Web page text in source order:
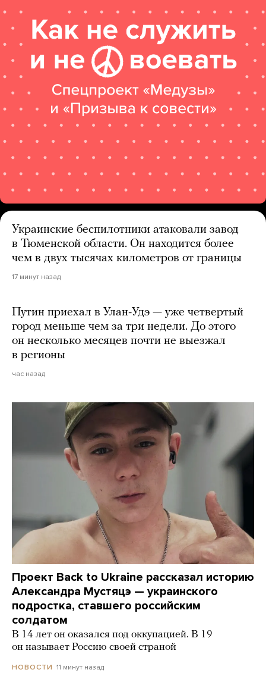
Украинские беспилотники атаковали завод
в Тюменской области. Он находится более
чем в двух тысячах километров от границы
17 минут назад
Путин приехал в Улан-Удэ — уже четвертый
город меньше чем за три недели. До этого
он несколько месяцев почти не выезжал
в регионы
час назад
Проект Back to Ukraine рассказал историю
Александра Мустяцэ — украинского
подростка, ставшего российским
солдатом
В 14 лет он оказался под оккупацией. В 19
он называет Россию своей страной
НОВОСТИ 11 минут назад